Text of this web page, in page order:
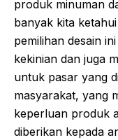
produk minuman
banyak kita
pemilihan desain
kekinian dan juga
untuk pasar yang
masyarakat, yang
keperluan produk
diberikan kepada